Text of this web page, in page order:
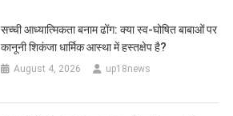
सच्ची आध्यात्मिकता बनाम ढोंग: क्या स्व-घोषित बाबाओं पर
कानूनी शिकंजा धार्मिक आस्था में हस्तक्षेप है?
August 4, 2026 up18news